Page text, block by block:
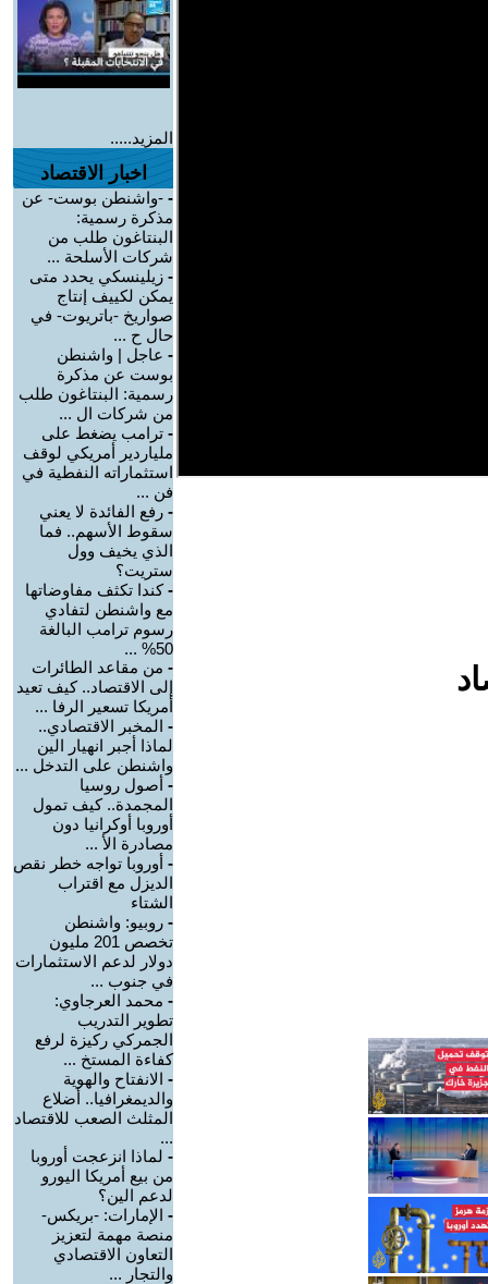
المزيد.....
اخبار الاقتصاد
- -واشنطن بوست- عن
مذكرة رسمية:
البنتاغون طلب من
شركات الأسلحة ...
- زيلينسكي يحدد متى
يمكن لكييف إنتاج
صواريخ -باتريوت- في
حال ح ...
- عاجل | واشنطن
بوست عن مذكرة
رسمية: البنتاغون طلب
من شركات ال ...
- ترامب يضغط على
ملياردير أمريكي لوقف
استثماراته النفطية في
فن ...
- رفع الفائدة لا يعني
سقوط الأسهم.. فما
الذي يخيف وول
ستريت؟
-كندا تكثف مفاوضاتها
مع واشنطن لتفادي
رسوم ترامب البالغة
50% ...
- من مقاعد الطائرات
إلى الاقتصاد.. كيف تعيد
أمريكا تسعير الرفا ...
- المخبر الاقتصادي..
لماذا أجبر انهيار الين
واشنطن على التدخل ...
- أصول روسيا
المجمدة.. كيف تمول
أوروبا أوكرانيا دون
مصادرة الأ ...
- أوروبا تواجه خطر نقص
الديزل مع اقتراب
الشتاء
- روبيو: واشنطن
تخصص 201 مليون
دولار لدعم الاستثمارات
في جنوب ...
- محمد العرجاوي:
تطوير التدريب
الجمركي ركيزة لرفع
كفاءة المستخ ...
- الانفتاح والهوية
والديمغرافيا.. أضلاع
المثلث الصعب للاقتصاد
...
- لماذا انزعجت أوروبا
من بيع أمريكا اليورو
لدعم الين؟
- الإمارات: -بريكس-
منصة مهمة لتعزيز
التعاون الاقتصادي
والتجار ...